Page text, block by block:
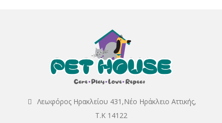
Λεωφόρος Ηρακλείου 431,Νέο Ηράκλειο Αττικής,
Τ.Κ 14122